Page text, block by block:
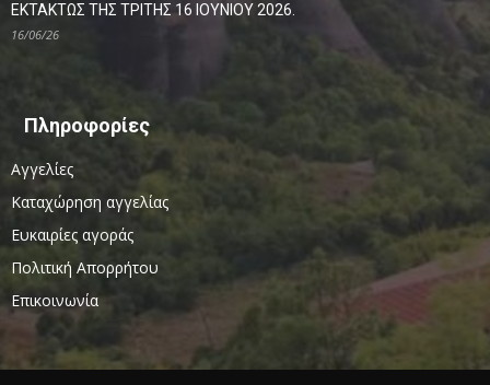
ΕΚΤΑΚΤΩΣ ΤΗΣ ΤΡΙΤΗΣ 16 ΙΟΥΝΙΟΥ 2026.
16/06/26
Πληροφορίες
Αγγελίες
Καταχώρηση αγγελίας
Ευκαιρίες αγοράς
Πολιτική Απορρήτου
Επικοινωνία